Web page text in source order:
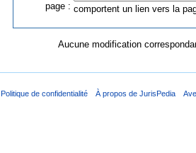
page : comportent un lien vers la
Aucune modification
Politique de confidentialité À propos de JurisPedia